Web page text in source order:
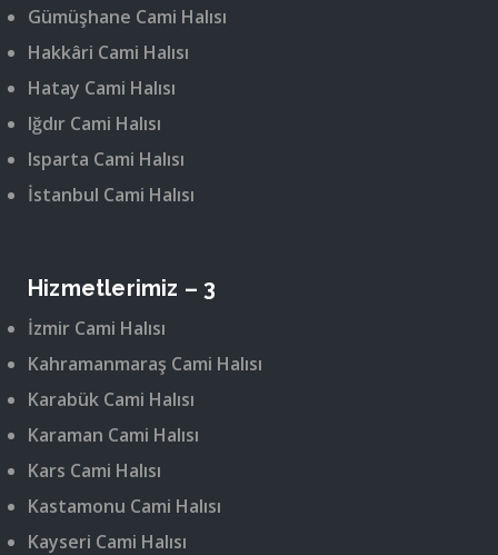
Gümüşhane Cami Halısı
Hakkâri Cami Halısı
Hatay Cami Halısı
Iğdır Cami Halısı
Isparta Cami Halısı
İstanbul Cami Halısı
Hizmetlerimiz – 3
İzmir Cami Halısı
Kahramanmaraş Cami Halısı
Karabük Cami Halısı
Karaman Cami Halısı
Kars Cami Halısı
Kastamonu Cami Halısı
Kayseri Cami Halısı